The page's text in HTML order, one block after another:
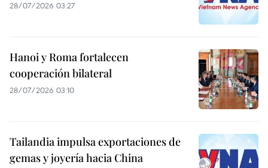
28/07/2026 03:27
Hanoi y Roma fortalecen
cooperación bilateral
28/07/2026 03:10
Tailandia impulsa exportaciones de
gemas y joyería hacia China